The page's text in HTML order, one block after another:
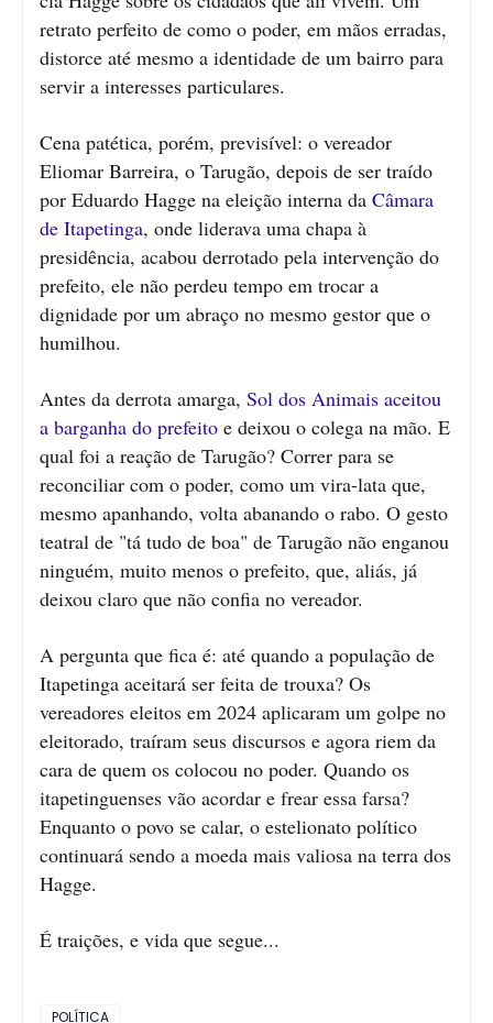
retrato perfeito de como o poder, em mãos erradas,
distorce até mesmo a identidade de um bairro para
servir a interesses particulares.
Cena patética, porém, previsível: o vereador
Eliomar Barreira, o Tarugão, depois de ser traído
por Eduardo Hagge na eleição interna da Câmara
de Itapetinga, onde liderava uma chapa à
presidência, acabou derrotado pela intervenção do
prefeito, ele não perdeu tempo em trocar a
dignidade por um abraço no mesmo gestor que o
humilhou.
Antes da derrota amarga, Sol dos Animais aceitou
a barganha do prefeito e deixou o colega na mão. E
qual foi a reação de Tarugão? Correr para se
reconciliar com o poder, como um vira-lata que,
mesmo apanhando, volta abanando o rabo. O gesto
teatral de "tá tudo de boa" de Tarugão não enganou
ninguém, muito menos o prefeito, que, aliás, já
deixou claro que não confia no vereador.
A pergunta que fica é: até quando a população de
Itapetinga aceitará ser feita de trouxa? Os
vereadores eleitos em 2024 aplicaram um golpe no
eleitorado, traíram seus discursos e agora riem da
cara de quem os colocou no poder. Quando os
itapetinguenses vão acordar e frear essa farsa?
Enquanto o povo se calar, o estelionato político
continuará sendo a moeda mais valiosa na terra dos
Hagge.
É traições, e vida que segue...
POLÍTICA